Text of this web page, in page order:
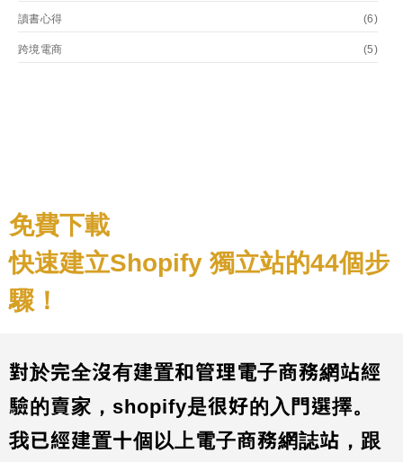
讀書心得 (6)
跨境電商 (5)
免費下載
快速建立Shopify 獨立站的44個步
驟！
對於完全沒有建置和管理電子商務網站經
驗的賣家，shopify是很好的入門選擇。
我已經建置十個以上電子商務網誌站，跟